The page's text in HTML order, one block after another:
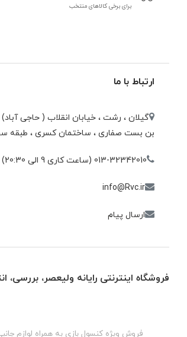
برای برخی کالاهای منتخب
ارتباط با ما
گیلان ، رشت ، خيابان انقلاب ( حاجی
بن بست صفاری ، ساختمان كسری ، طبقه
013-32342010 (ساعت کاری 9 الی 20:30)
info@Rvc.ir
ارسال پیام
فروشگاه اینترنتی رایانه ولیعصر، بررسی،
فروش ویژه کنسول بازی به همراه لوازم